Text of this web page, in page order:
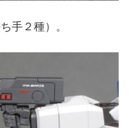
手２種）。